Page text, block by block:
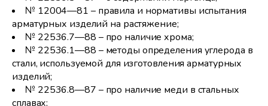
№ 12004—81 – правила и нормативы испытания
арматурных изделий на растяжение;
№ 22536.7—88 – про наличие хрома;
№ 22536.1—88 – методы определения углерода в
стали, используемой для изготовления арматурных
изделий;
№ 22536.8—87 – про наличие меди в стальных
сплавах;